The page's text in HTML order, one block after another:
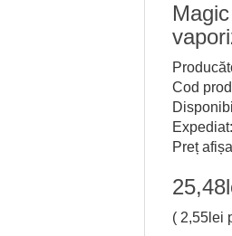
Cod
Preț
( 2,55lei